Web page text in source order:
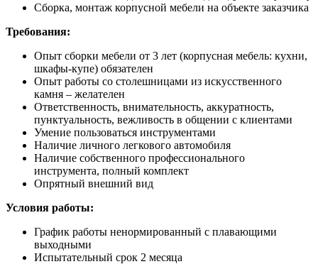
Сборка, монтаж корпусной мебели на объекте заказчика
Требования:
Опыт сборки мебели от 3 лет (корпусная мебель: кухни,
шкафы-купе) обязателен
Опыт работы со столешницами из искусственного
камня – желателен
Ответственность, внимательность, аккуратность,
пунктуальность, вежливость в общении с клиентами
Умение пользоваться инструментами
Наличие личного легкового автомобиля
Наличие собственного профессионального
инструмента, полный комплект
Опрятный внешний вид
Условия работы:
График работы ненормированный с плавающими
выходными
Испытательный срок 2 месяца